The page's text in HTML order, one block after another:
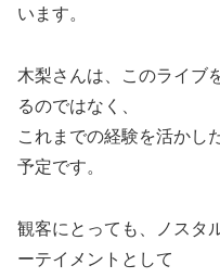
います。
木梨さんは、このライブ
るのではなく、
これまでの経験を活かし
予定です。
観客にとっても、ノスタ
ーテイメントとして